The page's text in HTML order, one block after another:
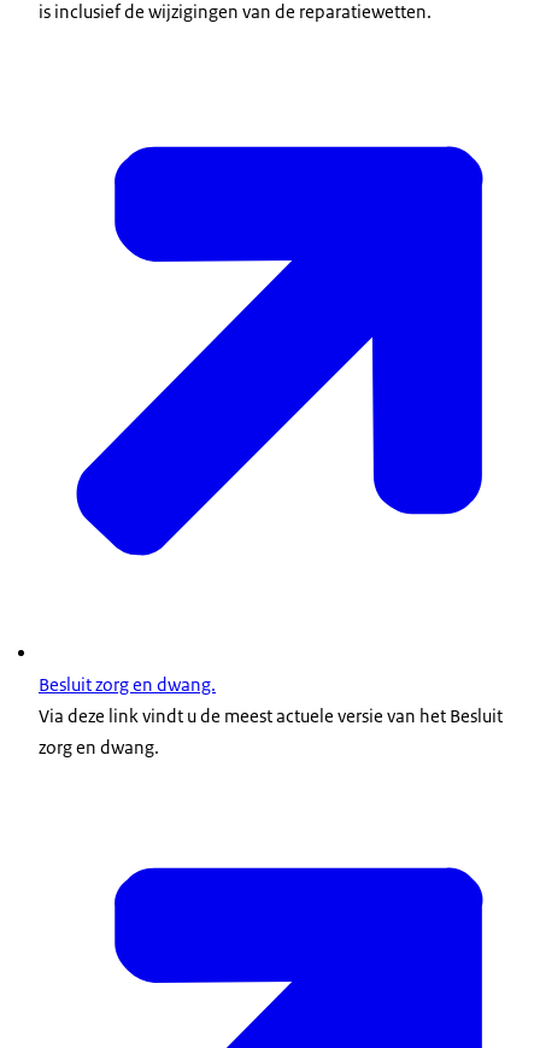
is inclusief de wijzigingen van de reparatiewetten.
Besluit zorg en dwang.
Via deze link vindt u de meest actuele versie van het Besluit
zorg en dwang.